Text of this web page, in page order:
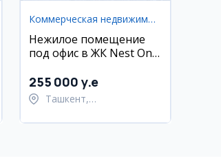
Коммерческая недвижимость
Нежилое помещение
под офис в ЖК Nest One
56 кв.м
255 000 y.e
Ташкент,